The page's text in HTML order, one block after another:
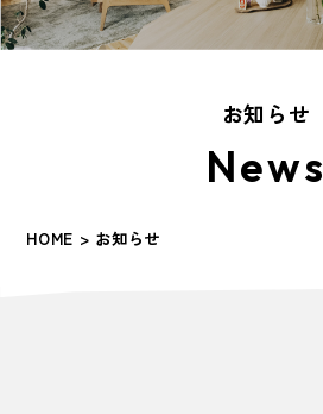
お知らせ
News
HOME > お知らせ